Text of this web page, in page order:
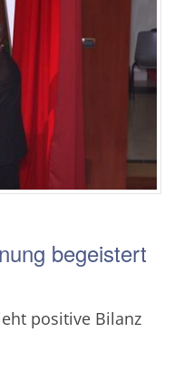
begeistert
positive Bilanz